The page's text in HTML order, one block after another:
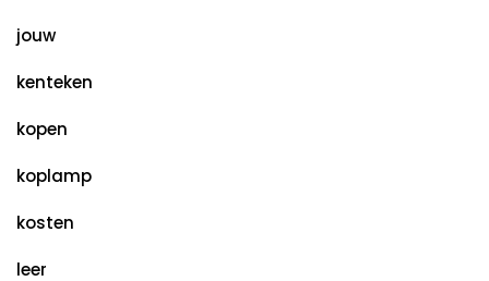
jouw
kenteken
kopen
koplamp
kosten
leer